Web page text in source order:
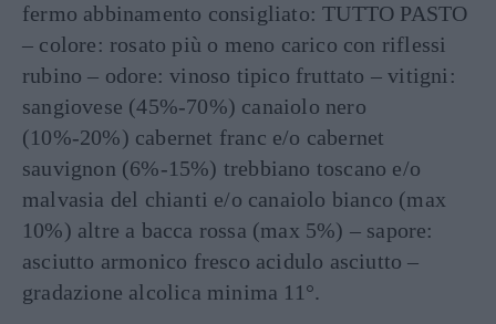
fermo abbinamento consigliato: TUTTO PASTO
– colore: rosato più o meno carico con riflessi
rubino – odore: vinoso tipico fruttato – vitigni:
sangiovese (45%-70%) canaiolo nero
(10%-20%) cabernet franc e/o cabernet
sauvignon (6%-15%) trebbiano toscano e/o
malvasia del chianti e/o canaiolo bianco (max
10%) altre a bacca rossa (max 5%) – sapore:
asciutto armonico fresco acidulo asciutto –
gradazione alcolica minima 11°.